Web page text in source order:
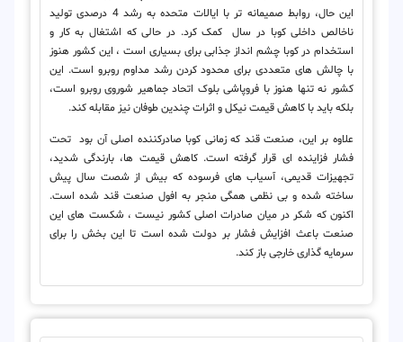
این حال، روابط صمیمانه تر با ایالات متحده به رشد 4 درصدی تولید
ناخالص داخلی کوبا در سال کمک کرد. در حالی که اشتغال به کار و
استخدام در کوبا چشم انداز جذابی برای بسیاری است ، این کشور هنوز
با چالش های متعددی برای محدود کردن رشد مداوم روبرو است. این
کشور نه تنها هنوز با فروپاشی بلوک اتحاد جماهیر شوروی روبرو است،
بلکه باید با کاهش قیمت نیکل و اثرات چندین طوفان نیز مقابله کند.
علاوه بر این، صنعت قند که زمانی کوبا صادرکننده اصلی آن بود تحت
فشار فزاینده ای قرار گرفته است. کاهش قیمت ها، بارندگی شدید،
تجهیزات قدیمی، آسیاب های فرسوده که بیش از شصت سال پیش
ساخته شده و بی نظمی همگی منجر به افول صنعت قند شده است.
اکنون که شکر در میان صادرات اصلی کشور نیست ، شکست های این
صنعت باعث افزایش فشار بر دولت شده است تا این بخش را برای
سرمایه گذاری خارجی باز کند.